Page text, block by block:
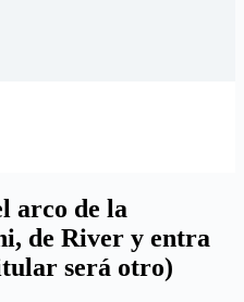
arco de la
de River y entra
será otro)